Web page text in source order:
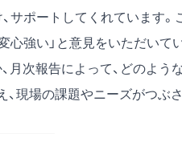
サポートしてくれています。
心強い」と意見をいただいて
月次報告によって、どのよう
現場の課題やニーズがつぶさ